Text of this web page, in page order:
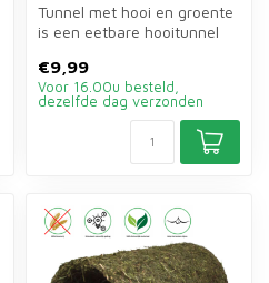
Tunnel met hooi en groente
is een eetbare hooitunnel
vo...
€9,99
Voor 16.00u besteld,
dezelfde dag verzonden